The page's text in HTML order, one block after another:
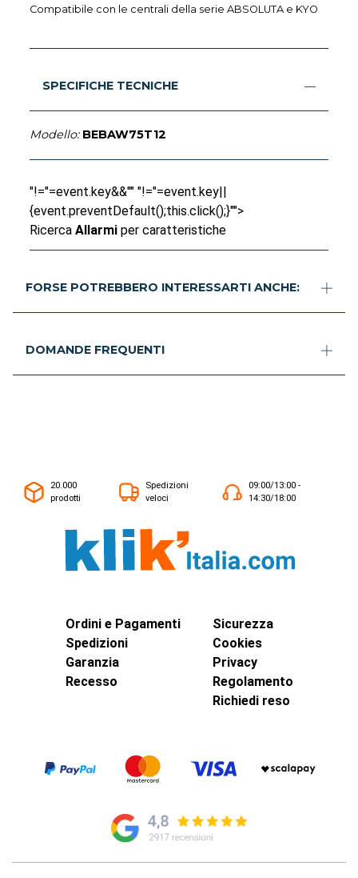
Compatibile con le centrali della serie ABSOLUTA e KYO
SPECIFICHE TECNICHE
Modello: BEBAW75T12
"!="=event.key&&"" "!="=event.key||
{event.preventDefault();this.click();}"">
RicercaAllarmiper caratteristiche
FORSE POTREBBERO INTERESSARTI ANCHE:
DOMANDE FREQUENTI
20.000
prodotti
Spedizioni
veloci
09:00/13:00 -
14:30/18:00
Ordini e Pagamenti
Spedizioni
Garanzia
Recesso
Sicurezza
Cookies
Privacy
Regolamento
Richiedi reso